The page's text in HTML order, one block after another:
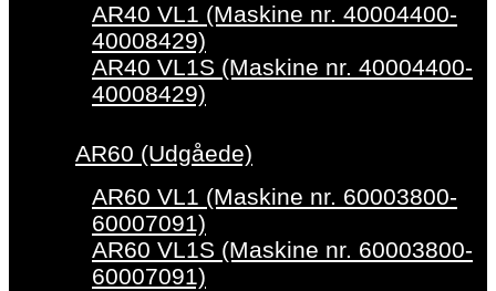
AR40 VL1 (Maskine nr. 40004400-
40008429)
AR40 VL1S (Maskine nr. 40004400-
40008429)
AR60 (Udgåede)
AR60 VL1 (Maskine nr. 60003800-
60007091)
AR60 VL1S (Maskine nr. 60003800-
60007091)